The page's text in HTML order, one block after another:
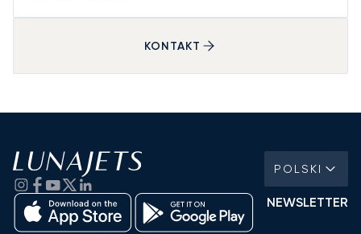
KONTAKT
POLSKI
NEWSLETTER